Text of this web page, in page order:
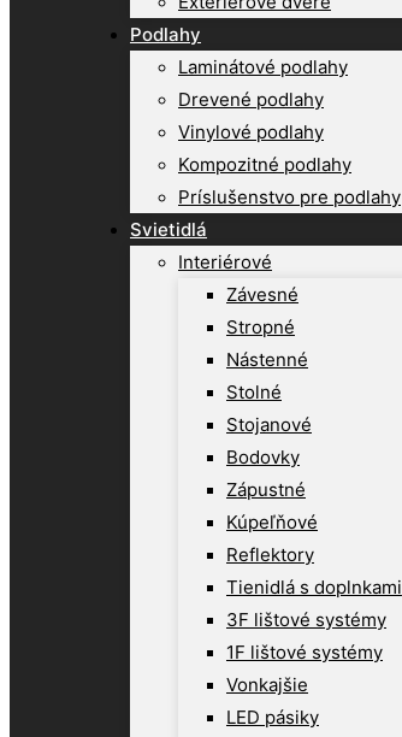
Podlahy
Laminátové podlahy
Drevené podlahy
Vinylové podlahy
Kompozitné podlahy
Príslušenstvo pre podlahy
Svietidlá
Interiérové
Závesné
Stropné
Nástenné
Stolné
Stojanové
Bodovky
Zápustné
Kúpeľňové
Reflektory
Tienidlá s doplnkami
3F lištové systémy
1F lištové systémy
Vonkajšie
LED pásiky